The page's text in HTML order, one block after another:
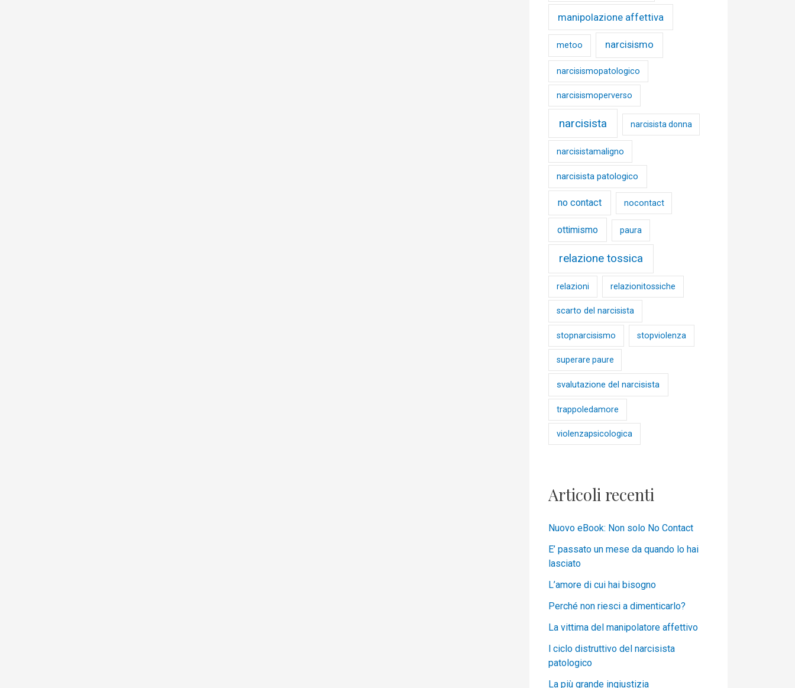
manipolazione affettiva
metoo narcisismo
narcisismopatologico
narcisismoperverso
narcisista narcisista donna
narcisistamaligno
narcisista patologico
no contact nocontact
ottimismo paura
relazione tossica
relazioni relazionitossiche
scarto del narcisista
stopnarcisismo stopviolenza
superare paure
svalutazione del narcisista
trappoledamore
violenzapsicologica
Articoli recenti
Nuovo eBook: Non solo No Contact
E’ passato un mese da quando lo hai
lasciato
L’amore di cui hai bisogno
Perché non riesci a dimenticarlo?
La vittima del manipolatore affettivo
l ciclo distruttivo del narcisista
patologico
La più grande ingiustizia